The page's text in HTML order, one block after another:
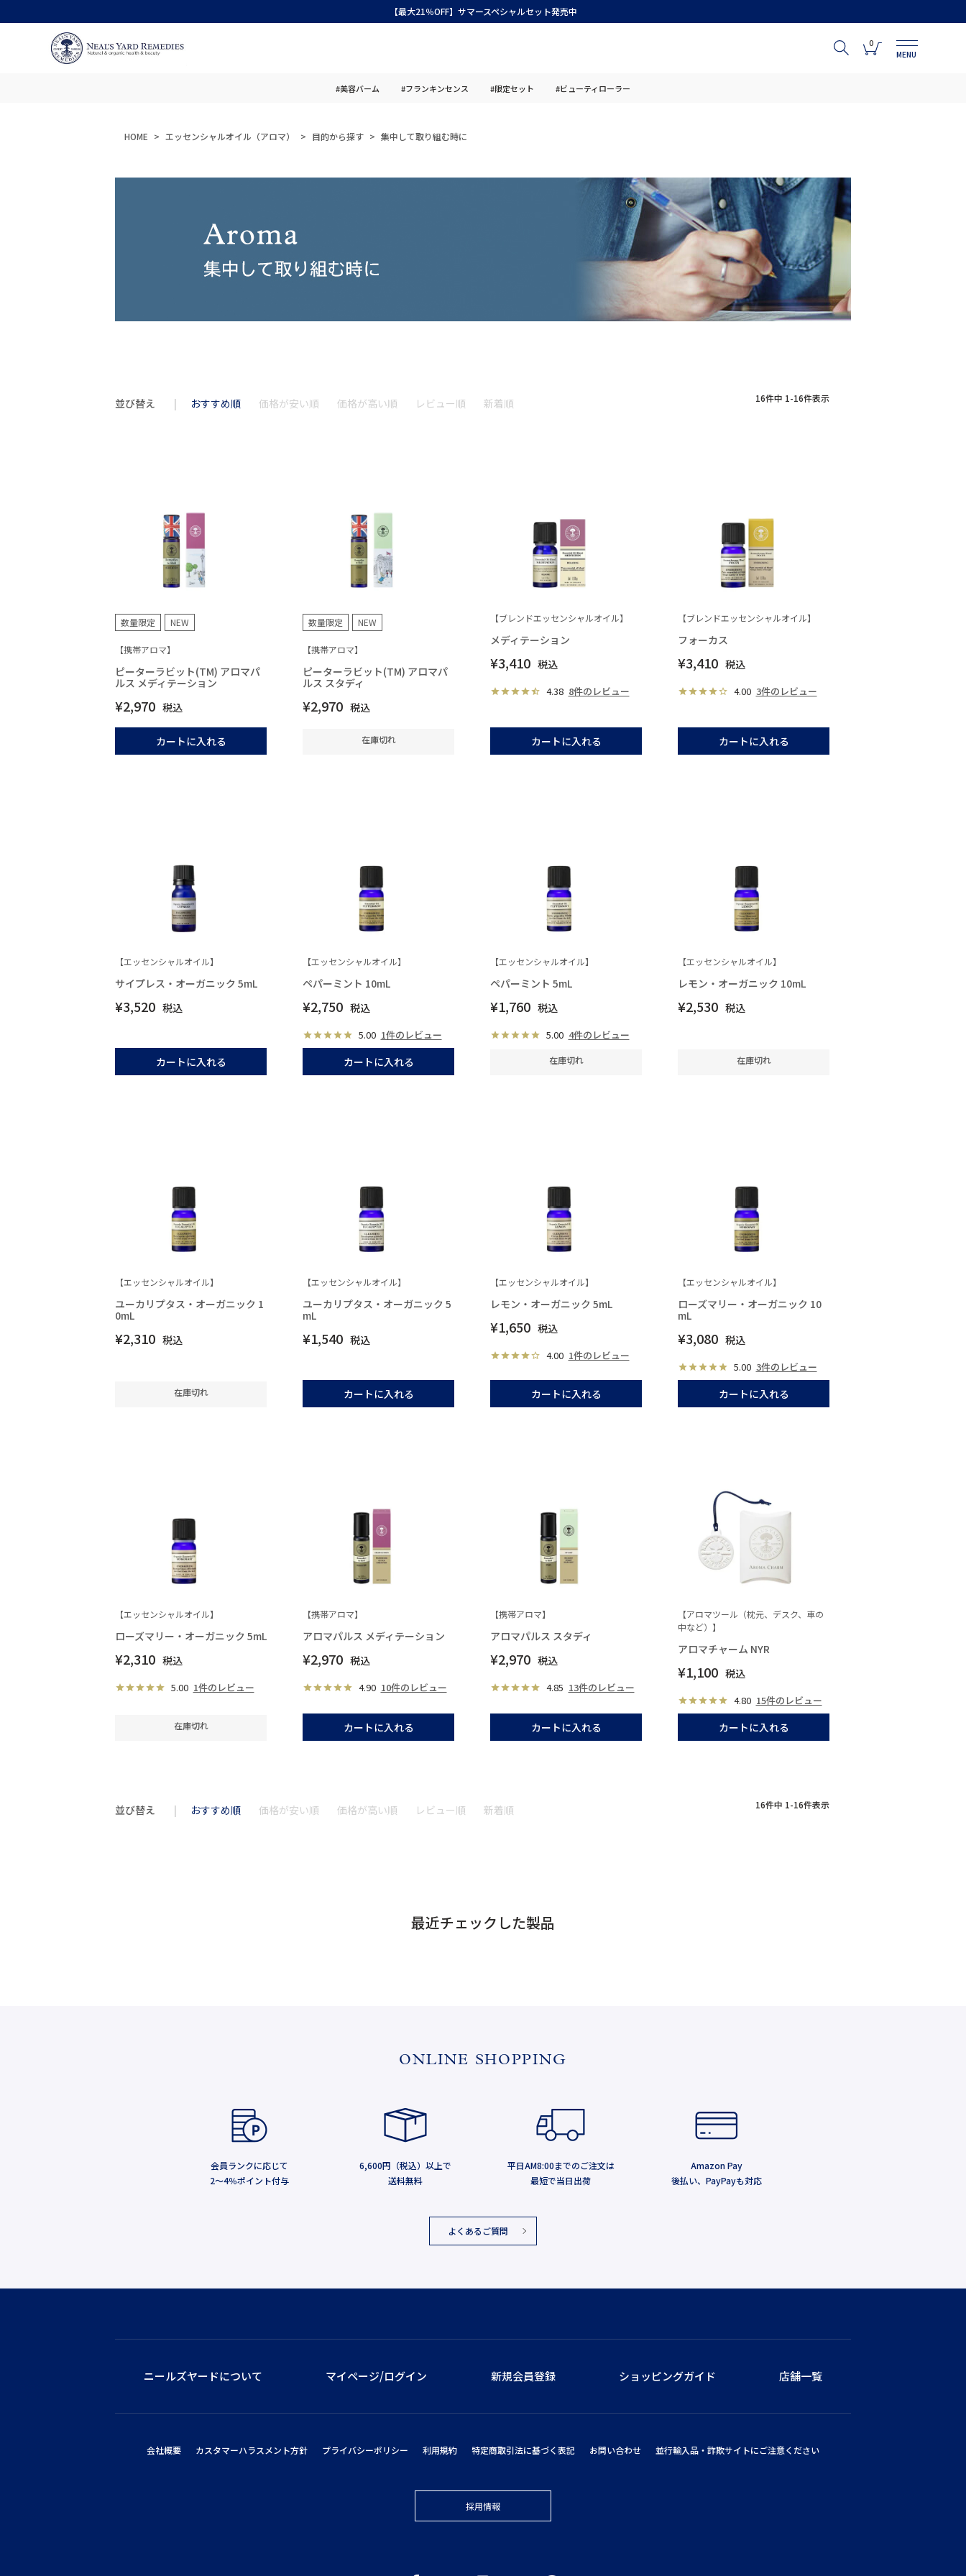
【最大21％OFF】サマースペシャルセット発売中
0
MENU
#美容バーム #フランキンセンス #限定セット #ビューティローラー
HOME エッセンシャルオイル（アロマ） 目的から探す 集中して取り組む時に
並び替え おすすめ順 価格が安い順 価格が高い順 レビュー順 新着順 16件中 1-16件表示
数量限定 NEW
【携帯アロマ】
ピーターラビット(TM) アロマパ
ルス メディテーション
¥2,970 税込
カートに入れる
数量限定 NEW
【携帯アロマ】
ピーターラビット(TM) アロマパ
ルス スタディ
¥2,970 税込
在庫切れ
【ブレンドエッセンシャルオイル】
メディテーション
¥3,410 税込
4.38 8件のレビュー
カートに入れる
【ブレンドエッセンシャルオイル】
フォーカス
¥3,410 税込
4.00 3件のレビュー
カートに入れる
【エッセンシャルオイル】
サイプレス・オーガニック 5mL
¥3,520 税込
カートに入れる
【エッセンシャルオイル】
ペパーミント 10mL
¥2,750 税込
5.00 1件のレビュー
カートに入れる
【エッセンシャルオイル】
ペパーミント 5mL
¥1,760 税込
5.00 4件のレビュー
在庫切れ
【エッセンシャルオイル】
レモン・オーガニック 10mL
¥2,530 税込
在庫切れ
【エッセンシャルオイル】
ユーカリプタス・オーガニック 1
0mL
¥2,310 税込
在庫切れ
【エッセンシャルオイル】
ユーカリプタス・オーガニック 5
mL
¥1,540 税込
カートに入れる
【エッセンシャルオイル】
レモン・オーガニック 5mL
¥1,650 税込
4.00 1件のレビュー
カートに入れる
【エッセンシャルオイル】
ローズマリー・オーガニック 10
mL
¥3,080 税込
5.00 3件のレビュー
カートに入れる
【エッセンシャルオイル】
ローズマリー・オーガニック 5mL
¥2,310 税込
5.00 1件のレビュー
在庫切れ
【携帯アロマ】
アロマパルス メディテーション
¥2,970 税込
4.90 10件のレビュー
カートに入れる
【携帯アロマ】
アロマパルス スタディ
¥2,970 税込
4.85 13件のレビュー
カートに入れる
【アロマツール（枕元、デスク、車の
中など）】
アロマチャーム NYR
¥1,100 税込
4.80 15件のレビュー
カートに入れる
並び替え おすすめ順 価格が安い順 価格が高い順 レビュー順 新着順 16件中 1-16件表示
最近チェックした製品
ONLINE SHOPPING
会員ランクに応じて
2～4％ポイント付与
6,600円（税込）以上で
送料無料
平日AM8:00までのご注文は
最短で当日出荷
Amazon Pay
後払い、PayPayも対応
よくあるご質問
ニールズヤードについて マイページ/ログイン 新規会員登録 ショッピングガイド 店舗一覧
会社概要 カスタマーハラスメント方針 プライバシーポリシー 利用規約 特定商取引法に基づく表記 お問い合わせ 並行輸入品・詐欺サイトにご注意ください
採用情報